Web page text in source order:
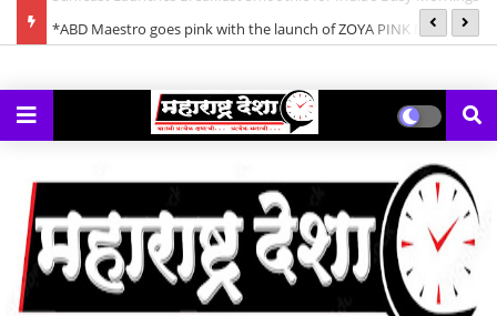
*ABD Maestro goes pink with the launch of ZOYA PINK Mix